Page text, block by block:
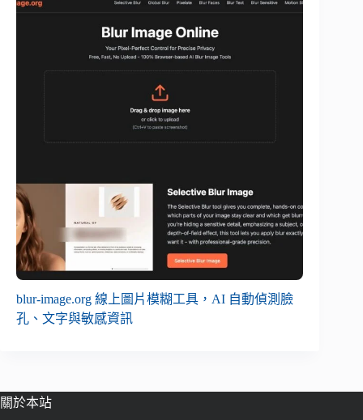
blur-image.org 線上圖片模糊工具，AI 自動偵測臉
孔、文字與敏感資訊
關於本站